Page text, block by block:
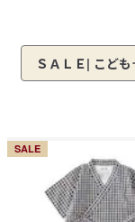
ＳＡＬＥ| こども
SALE